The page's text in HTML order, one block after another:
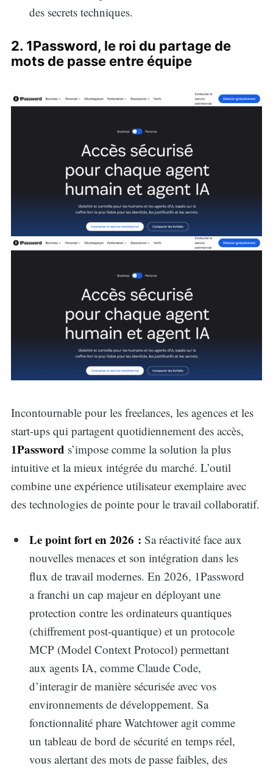
des secrets techniques.
2. 1Password, le roi du partage de
mots de passe entre équipe
Incontournable pour les freelances, les agences et les
start-ups qui partagent quotidiennement des accès,
1Password s’impose comme la solution la plus
intuitive et la mieux intégrée du marché. L’outil
combine une expérience utilisateur exemplaire avec
des technologies de pointe pour le travail collaboratif.
Le point fort en 2026 : Sa réactivité face aux
nouvelles menaces et son intégration dans les
flux de travail modernes. En 2026, 1Password
a franchi un cap majeur en déployant une
protection contre les ordinateurs quantiques
(chiffrement post-quantique) et un protocole
MCP (Model Context Protocol) permettant
aux agents IA, comme Claude Code,
d’interagir de manière sécurisée avec vos
environnements de développement. Sa
fonctionnalité phare Watchtower agit comme
un tableau de bord de sécurité en temps réel,
vous alertant des mots de passe faibles, des